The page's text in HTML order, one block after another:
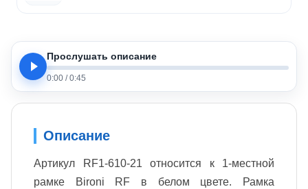
Прослушать описание
0:00 / 0:45
Описание
Артикул RF1-610-21 относится к 1-местной
рамке Bironi RF в белом цвете. Рамка